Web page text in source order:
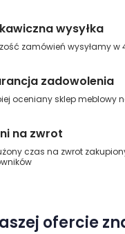
wysyłka
zamówień wysyłamy w
zadowolenia
oceniany sklep meblowy
na zwrot
czas na zwrot
ofercie